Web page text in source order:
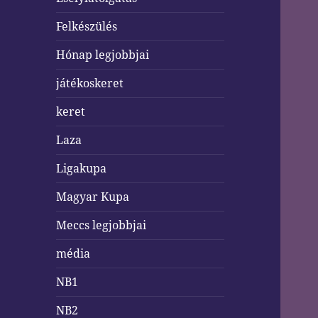
Felkészülés
Hónap legjobbjai
játékoskeret
keret
Laza
Ligakupa
Magyar Kupa
Meccs legjobbjai
média
NB1
NB2